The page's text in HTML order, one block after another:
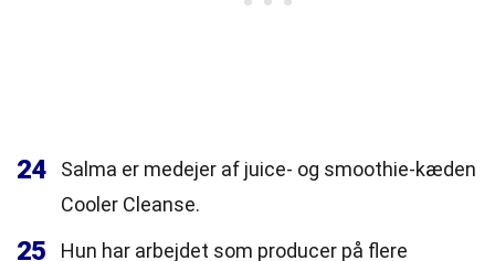
24
Salma er medejer af juice- og smoothie-kæden
Cooler Cleanse.
25
Hun har arbejdet som producer på flere